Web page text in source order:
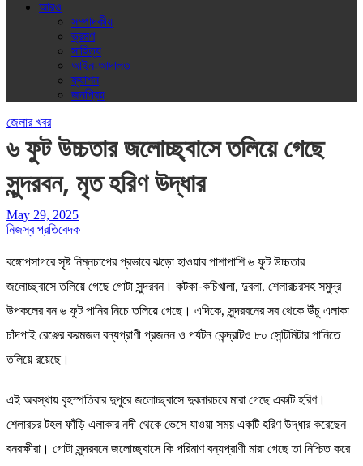
আরও
সম্পাদকীয়
ভ্রমণ
সাহিত্য
আইন-আদালত
ফ্যাশন
জনপ্রিয়
জেলার খবর
৬ ফুট উচ্চতার জলোচ্ছ্বাসে তলিয়ে গেছে
সুন্দরবন, মৃত হরিণ উদ্ধার
May 29, 2025
নিজস্ব প্রতিবেদক
বঙ্গোপসাগরে সৃষ্ট নিম্নচাপের প্রভাবে ঝড়ো হাওয়ার পাশাপাশি ৬ ফুট উচ্চতার
জলোচ্ছ্বাসে তলিয়ে গেছে গোটা সুন্দরবন। কটকা-কচিখালা, দুবলা, শেলারচরসহ সমুদ্র
উপকলের বন ৬ ফুট পানির নিচে তলিয়ে গেছে। এদিকে, সুন্দরবনের সব থেকে উঁচু এলাকা
চাঁদপাই রেঞ্জের করমজল বন্যপ্রাণী প্রজনন ও পর্যটন কেন্দ্রটিও ৮০ সেন্টিমিটার পানিতে
তলিয়ে রয়েছে।
এই অবস্থায় বৃহস্পতিবার দুপুরে জলোচ্ছ্বাসে দুবলারচরে মারা গেছে একটি হরিণ।
শেলারচর টহল ফাঁড়ি এলাকার নদী থেকে ভেসে যাওয়া সময় একটি হরিণ উদ্ধার করেছেন
বনরক্ষীরা। গোটা সুন্দরবনে জলোচ্ছ্বাসে কি পরিমাণ বন্যপ্রাণী মারা গেছে তা নিশ্চিত করে